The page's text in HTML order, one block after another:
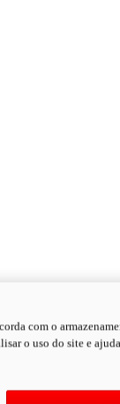
com o
o uso do site e